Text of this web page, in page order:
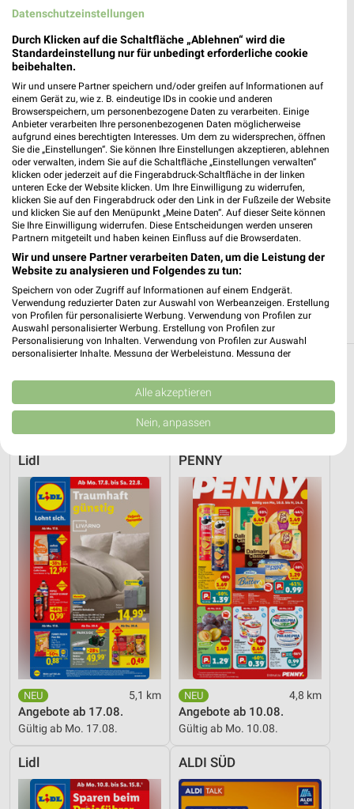
534,74 km • Angebote: 1 Prospekt
Lidl Waging am See
Martinstr. 3
83329 Waging am See
Heute
geschlossen
512,49 km • Angebote: 3 Prospekte
PENNY Inzell
Adlgasser Str. 46
83334 Inzell
Heute geschlossen
531,15 km • Angebote: 1 Prospekt
Discounter Angebote und Prospekte für
Saaldorf-Surheim
Lidl
5,1 km
Angebote ab 17.08.
Gültig ab Mo. 17.08.
PENNY
4,8 km
Angebote ab 10.08.
Gültig ab Mo. 10.08.
Lidl ALDI SÜD
Datenschutzeinstellungen
Durch Klicken auf die Schaltfläche „Ablehnen“ wird die
Standardeinstellung nur für unbedingt erforderliche cookie
beibehalten.
Wir und unsere Partner speichern und/oder greifen auf Informationen auf
einem Gerät zu, wie z. B. eindeutige IDs in cookie und anderen
Browserspeichern, um personenbezogene Daten zu verarbeiten. Einige
Anbieter verarbeiten Ihre personenbezogenen Daten möglicherweise
aufgrund eines berechtigten Interesses. Um dem zu widersprechen, öffnen
Sie die „Einstellungen“. Sie können Ihre Einstellungen akzeptieren, ablehnen
oder verwalten, indem Sie auf die Schaltfläche „Einstellungen verwalten“
klicken oder jederzeit auf die Fingerabdruck-Schaltfläche in der linken
unteren Ecke der Website klicken. Um Ihre Einwilligung zu widerrufen,
klicken Sie auf den Fingerabdruck oder den Link in der Fußzeile der Website
und klicken Sie auf den Menüpunkt „Meine Daten“. Auf dieser Seite können
Sie Ihre Einwilligung widerrufen. Diese Entscheidungen werden unseren
Partnern mitgeteilt und haben keinen Einfluss auf die Browserdaten.
Wir und unsere Partner verarbeiten Daten, um die Leistung der
Website zu analysieren und Folgendes zu tun:
Speichern von oder Zugriff auf Informationen auf einem Endgerät.
Verwendung reduzierter Daten zur Auswahl von Werbeanzeigen. Erstellung
von Profilen für personalisierte Werbung. Verwendung von Profilen zur
Auswahl personalisierter Werbung. Erstellung von Profilen zur
Personalisierung von Inhalten. Verwendung von Profilen zur Auswahl
personalisierter Inhalte. Messung der Werbeleistung. Messung der
Kombinationen von Daten aus verschiedenen Quellen. Entwicklung und
Verbesserung der Angebote. Verwendung reduzierter Daten zur Auswahl
von Inhalten.
Daten können außerhalb der Europäischen Union weitergegeben und in die
Website/App.
Partnerliste anzeigen (1 IAB-Anbieter)
Wir nutzen Ihre Daten für folgende Zwecke:
IAB-Verarbeitungszwecke:
Speichern von oder Zugriff auf Informationen
auf einem Endgerät
Verwendung reduzierter Daten zur Auswahl von
Werbeanzeigen
Erstellung von Profilen für personalisierte
Werbung
Verwendung von Profilen zur Auswahl
personalisierter Werbung
Erstellung von Profilen zur Personalisierung
personalisierter Inhalte
Alle akzeptieren
Nein, anpassen